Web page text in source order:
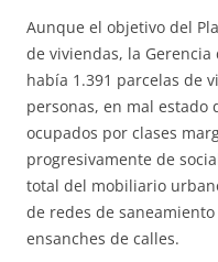
Aunque el objetivo del
de viviendas, la
había 1.391 parcelas de
personas, en mal estado
ocupados por clases
progresivamente de
total del mobiliario
de redes de
ensanches de calles.